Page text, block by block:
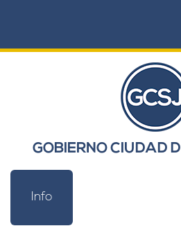
GOBIERNO CIUDAD
Info